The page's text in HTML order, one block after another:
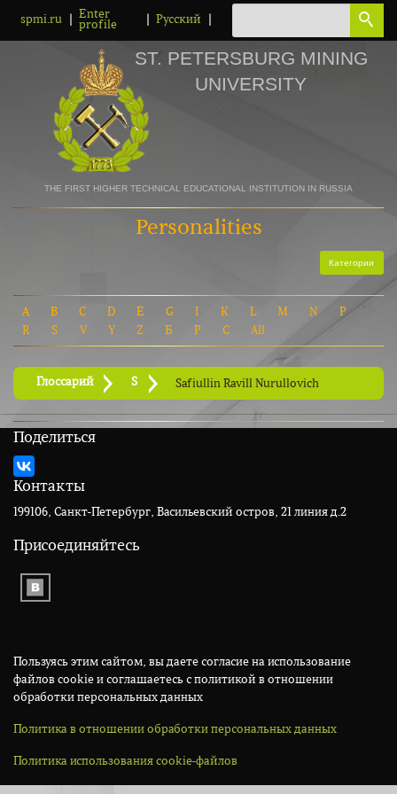
spmi.ru
Enter
profile
Русский
ST. PETERSBURG MINING
UNIVERSITY
THE FIRST HIGHER TECHNICAL EDUCATIONAL INSTITUTION IN RUSSIA
Personalities
Категории
A B C D E G I K L M N
P
R
S V Y Z Б Р С All
Глоссарий S Safiullin Ravill Nurullovich
Поделиться
Контакты
199106, Санкт-Петербург, Васильевский остров, 21 линия д.2
Присоединяйтесь
Пользуясь этим сайтом, вы даете согласие на использование
файлов cookie и соглашаетесь с политикой в отношении
обработки персональных данных
Политика в отношении обработки персональных данных
Политика использования cookie-файлов